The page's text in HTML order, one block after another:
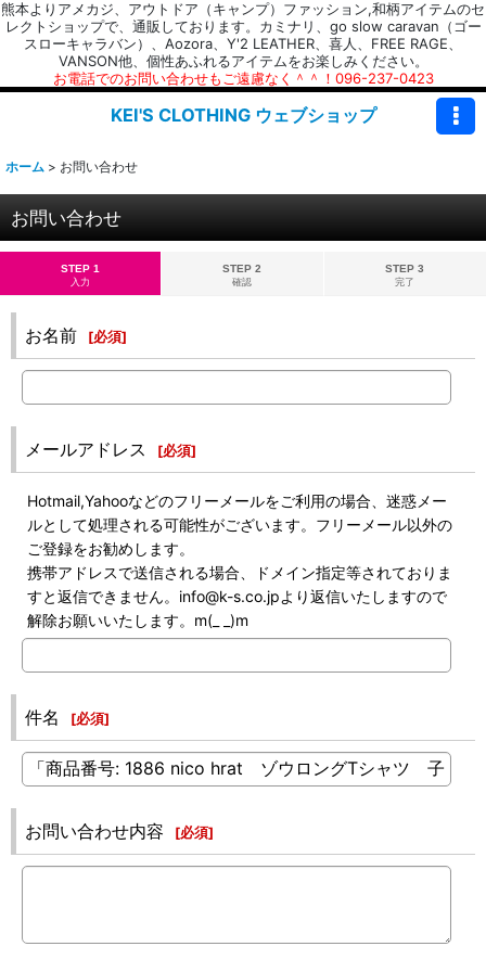
熊本よりアメカジ、アウトドア（キャンプ）ファッション,和柄アイテムのセ
レクトショップで、通販しております。カミナリ、go slow caravan（ゴー
スローキャラバン）、Aozora、Y'2 LEATHER、喜人、FREE RAGE、
VANSON他、個性あふれるアイテムをお楽しみください。
お電話でのお問い合わせもご遠慮なく＾＾！096-237-0423
KEI'S CLOTHING ウェブショップ
ホーム > お問い合わせ
お問い合わせ
STEP 1
入力
STEP 2
確認
STEP 3
完了
お名前 [必須]
メールアドレス [必須]
Hotmail,Yahooなどのフリーメールをご利用の場合、迷惑メー
ルとして処理される可能性がございます。フリーメール以外の
ご登録をお勧めします。
携帯アドレスで送信される場合、ドメイン指定等されておりま
すと返信できません。info@k-s.co.jpより返信いたしますので
解除お願いいたします。m(_ _)m
件名 [必須]
お問い合わせ内容 [必須]